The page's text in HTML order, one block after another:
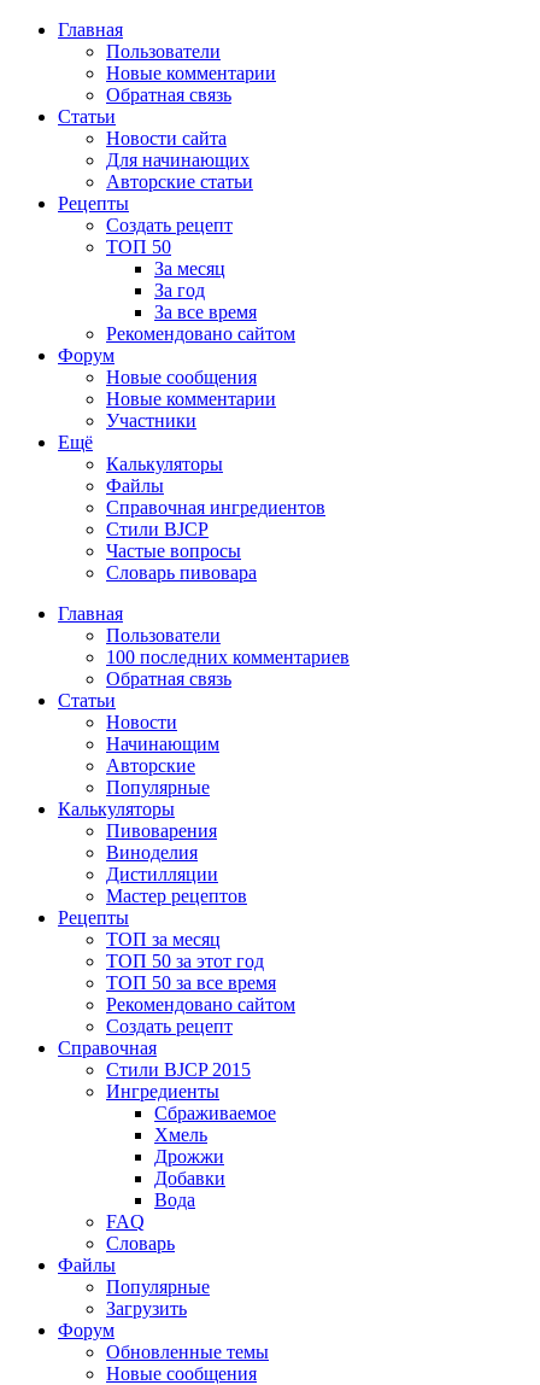
Главная
Пользователи
Новые комментарии
Обратная связь
Статьи
Новости сайта
Для начинающих
Авторские статьи
Рецепты
Создать рецепт
ТОП 50
За месяц
За год
За все время
Рекомендовано сайтом
Форум
Новые сообщения
Новые комментарии
Участники
Ещё
Калькуляторы
Файлы
Справочная ингредиентов
Стили BJCP
Частые вопросы
Словарь пивовара
Главная
Пользователи
100 последних комментариев
Обратная связь
Статьи
Новости
Начинающим
Авторские
Популярные
Калькуляторы
Пивоварения
Виноделия
Дистилляции
Мастер рецептов
Рецепты
ТОП за месяц
ТОП 50 за этот год
ТОП 50 за все время
Рекомендовано сайтом
Создать рецепт
Справочная
Стили BJCP 2015
Ингредиенты
Сбраживаемое
Хмель
Дрожжи
Добавки
Вода
FAQ
Словарь
Файлы
Популярные
Загрузить
Форум
Обновленные темы
Новые сообщения